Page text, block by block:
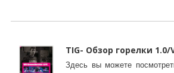
TIG- Обзор горелки 1.0/
Здесь вы можете